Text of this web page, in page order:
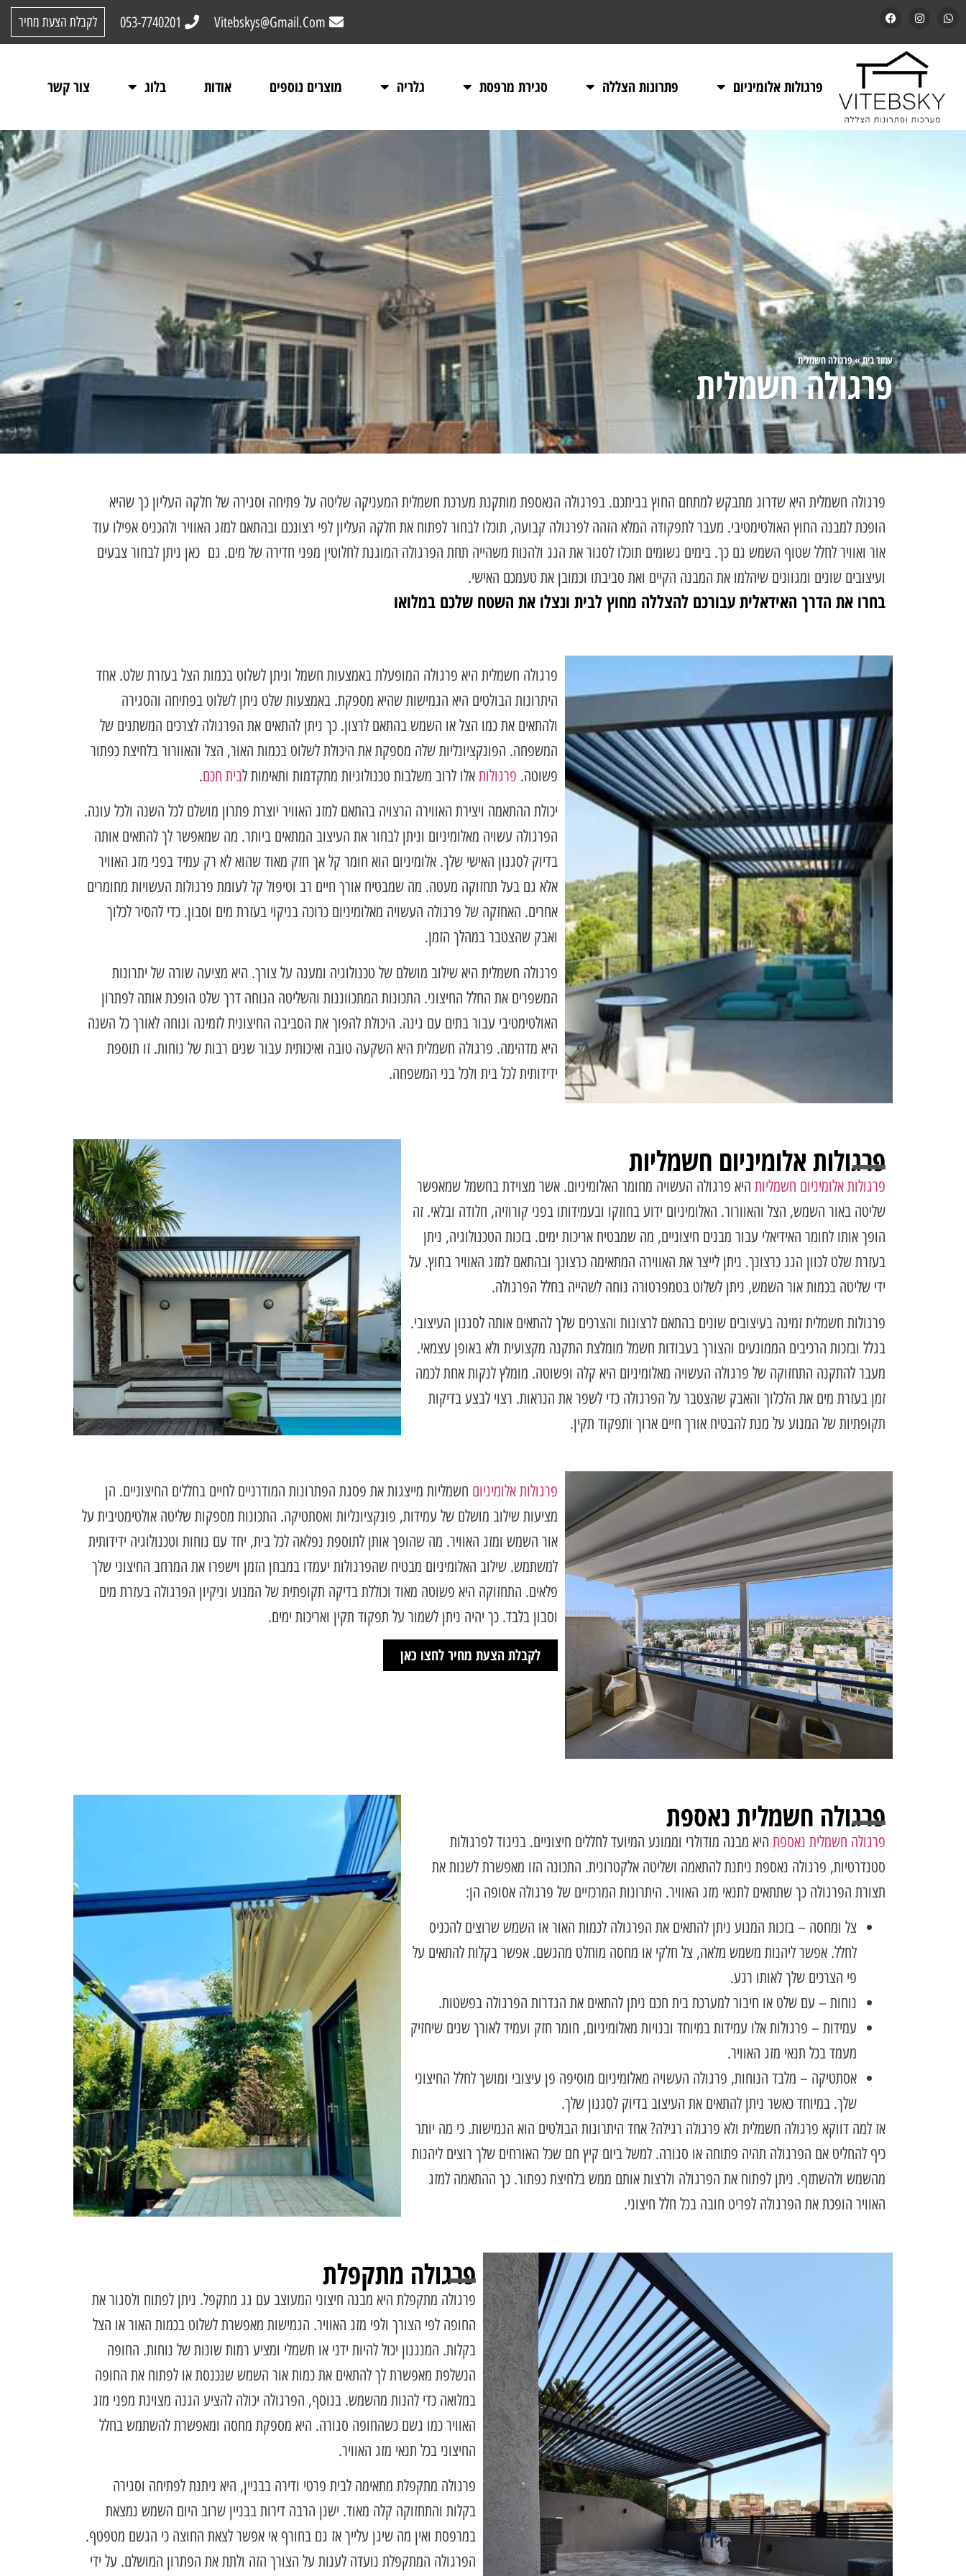
Vitebskys@Gmail.Com
053-7740201 לקבלת הצעת מחיר
פרגולות אלומיניום פתרונות הצללה סגירת מרפסת גלריה מוצרים נוספים אודות בלוג צור קשר
עמוד בית»פרגולה חשמלית
פרגולה חשמלית
פרגולה חשמלית היא שדרוג מתבקש למתחם החוץ בביתכם. בפרגולה הנאספת מותקנת מערכת חשמלית המעניקה שליטה על פתיחה וסגירה של חלקה העליון כך שהיא
הופכת למבנה החוץ האולטימטיבי. מעבר לתפקודה המלא הזהה לפרגולה קבועה, תוכלו לבחור לפתוח את חלקה העליון לפי רצונכם ובהתאם למזג האוויר ולהכניס אפילו עוד
אור ואוויר לחלל שטוף השמש גם כך. בימים גשומים תוכלו לסגור את הגג ולהנות משהייה תחת הפרגולה המוגנת לחלוטין מפני חדירה של מים. גם כאן ניתן לבחור צבעים
ועיצובים שונים ומגוונים שיהלמו את המבנה הקיים ואת סביבתו וכמובן את טעמכם האישי.
בחרו את הדרך האידאלית עבורכם להצללה מחוץ לבית ונצלו את השטח שלכם במלואו
פרגולה חשמלית היא פרגולה המופעלת באמצעות חשמל וניתן לשלוט בכמות הצל בעזרת שלט. אחד
היתרונות הבולטים היא הגמישות שהיא מספקת. באמצעות שלט ניתן לשלוט בפתיחה והסגירה
ולהתאים את כמו הצל או השמש בהתאם לרצון. כך ניתן להתאים את הפרגולה לצרכים המשתנים של
המשפחה. הפונקציונליות שלה מספקת את היכולת לשלוט בכמות האור, הצל והאוורור בלחיצת כפתור
פשוטה. פרגולותאלו לרוב משלבות טכנולוגיות מתקדמות ותאימות לבית חכם.
יכולת ההתאמה ויצירת האווירה הרצויה בהתאם למזג האוויר יוצרת פתרון מושלם לכל השנה ולכל עונה.
הפרגולה עשויה מאלומיניום וניתן לבחור את העיצוב המתאים ביותר. מה שמאפשר לך להתאים אותה
בדיוק לסגנון האישי שלך. אלומיניום הוא חומר קל אך חזק מאוד שהוא לא רק עמיד בפני מזג האוויר
אלא גם בעל תחזוקה מעטה. מה שמבטיח אורך חיים רב וטיפול קל לעומת פרגולות העשויות מחומרים
אחרים. האחזקה של פרגולה העשויה מאלומיניום כרוכה בניקוי בעזרת מים וסבון. כדי להסיר לכלוך
ואבק שהצטבר במהלך הזמן.
פרגולה חשמלית היא שילוב מושלם של טכנולוגיה ומענה על צורך. היא מציעה שורה של יתרונות
המשפרים את החלל החיצוני. התכונות המתכווננות והשליטה הנוחה דרך שלט הופכת אותה לפתרון
האולטימטיבי עבור בתים עם גינה. היכולת להפוך את הסביבה החיצונית לזמינה ונוחה לאורך כל השנה
היא מדהימה. פרגולה חשמלית היא השקעה טובה ואיכותית עבור שנים רבות של נוחות. זו תוספת
ידידותית לכל בית ולכל בני המשפחה.
פרגולות אלומיניום חשמליות
פרגולות אלומיניום חשמליות היא פרגולה העשויה מחומר האלומיניום. אשר מצוידת בחשמל שמאפשר
שליטה באור השמש, הצל והאוורור. האלומיניום ידוע בחוזקו ובעמידותו בפני קורוזיה, חלודה ובלאי. זה
הופך אותו לחומר האידיאלי עבור מבנים חיצוניים, מה שמבטיח אריכות ימים. בזכות הטכנולוגיה, ניתן
בעזרת שלט לכוון הגג כרצונך. ניתן לייצר את האווירה המתאימה כרצונך ובהתאם למזג האוויר בחוץ. על
ידי שליטה בכמות אור השמש, ניתן לשלוט בטמפרטורה נוחה לשהייה בחלל הפרגולה.
פרגולות חשמלית זמינה בעיצובים שונים בהתאם לרצונות והצרכים שלך להתאים אותה לסגנון העיצובי.
בגלל ובזכות הרכיבים הממונעים והצורך בעבודות חשמל מומלצת התקנה מקצועית ולא באופן עצמאי.
מעבר להתקנה התחזוקה של פרגולה העשויה מאלומיניום היא קלה ופשוטה. מומלץ לנקות אחת לכמה
זמן בעזרת מים את הלכלוך והאבק שהצטבר על הפרגולה כדי לשפר את הנראות. רצוי לבצע בדיקות
תקופתיות של המנוע על מנת להבטיח אורך חיים ארוך ותפקוד תקין.
פרגולות אלומיניום חשמליות מייצגות את פסגת הפתרונות המודרניים לחיים בחללים החיצוניים. הן
מציעות שילוב מושלם של עמידות, פונקציונליות ואסתטיקה. התכונות מספקות שליטה אולטימטיבית על
אור השמש ומזג האוויר. מה שהופך אותן לתוספת נפלאה לכל בית, יחד עם נוחות וטכנולוגיה ידידותית
למשתמש. שילוב האלומיניום מבטיח שהפרגולות יעמדו במבחן הזמן וישפרו את המרחב החיצוני שלך
פלאים. התחזוקה היא פשוטה מאוד וכוללת בדיקה תקופתית של המנוע וניקיון הפרגולה בעזרת מים
וסבון בלבד. כך יהיה ניתן לשמור על תפקוד תקין ואריכות ימים.
לקבלת הצעת מחיר לחצו כאן
פרגולה חשמלית נאספת
פרגולה חשמלית נאספת היא מבנה מודולרי וממונע המיועד לחללים חיצוניים. בניגוד לפרגולות
סטנדרטיות, פרגולה נאספת ניתנת להתאמה ושליטה אלקטרונית. התכונה הזו מאפשרת לשנות את
תצורת הפרגולה כך שתתאים לתנאי מזג האוויר. היתרונות המרכזיים של פרגולה אסופה הן:
צל ומחסה – בזכות המנוע ניתן להתאים את הפרגולה לכמות האור או השמש שרוצים להכניס
לחלל. אפשר ליהנות משמש מלאה, צל חלקי או מחסה מוחלט מהגשם. אפשר בקלות להתאים על
פי הצרכים שלך לאותו רגע.
נוחות – עם שלט או חיבור למערכת בית חכם ניתן להתאים את הגדרות הפרגולה בפשטות.
עמידות – פרגולות אלו עמידות במיוחד ובנויות מאלומיניום, חומר חזק ועמיד לאורך שנים שיחזיק
מעמד בכל תנאי מזג האוויר.
אסתטיקה – מלבד הנוחות, פרגולה העשויה מאלומיניום מוסיפה פן עיצובי ומושך לחלל החיצוני
שלך. במיוחד כאשר ניתן להתאים את העיצוב בדיוק לסגנון שלך.
אז למה דווקא פרגולה חשמלית ולא פרגולה רגילה? אחד היתרונות הבולטים הוא הגמישות. כי מה יותר
כיף להחליט אם הפרגולה תהיה פתוחה או סגורה. למשל ביום קיץ חם שכל האורחים שלך רוצים ליהנות
מהשמש ולהשתזף. ניתן לפתוח את הפרגולה ולרצות אותם ממש בלחיצת כפתור. כך ההתאמה למזג
האוויר הופכת את הפרגולה לפריט חובה בכל חלל חיצוני.
פרגולה מתקפלת
פרגולה מתקפלת היא מבנה חיצוני המעוצב עם גג מתקפל. ניתן לפתוח ולסגור את
החופה לפי הצורך ולפי מזג האוויר. הגמישות מאפשרת לשלוט בכמות האור או הצל
בקלות. המנגנון יכול להיות ידני או חשמלי ומציע רמות שונות של נוחות. החופה
הנשלפת מאפשרת לך להתאים את כמות אור השמש שנכנסת או לפתוח את החופה
במלואה כדי להנות מהשמש. בנוסף, הפרגולה יכולה להציע הגנה מצוינת מפני מזג
האוויר כמו גשם כשהחופה סגורה. היא מספקת מחסה ומאפשרת להשתמש בחלל
החיצוני בכל תנאי מזג האוויר.
פרגולה מתקפלת מתאימה לבית פרטי ודירה בבניין, היא ניתנת לפתיחה וסגירה
בקלות והתחזוקה קלה מאוד. ישנן הרבה דירות בבניין שרוב היום השמש נמצאת
במרפסת ואין מה שיגן עלייך אז גם בחורף אי אפשר לצאת החוצה כי הגשם מטפטף.
הפרגולה המתקפלת נועדה לענות על הצורך הזה ולתת את הפתרון המושלם. על ידי